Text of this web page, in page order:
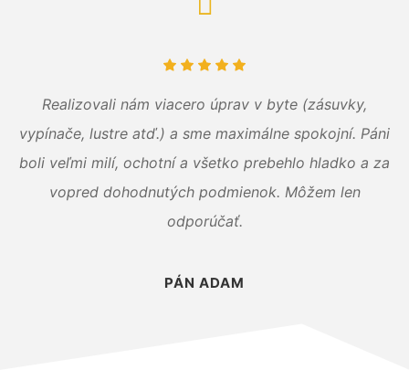
Realizovali nám viacero úprav v byte (zásuvky,
vypínače, lustre atď.) a sme maximálne spokojní. Páni
boli veľmi milí, ochotní a všetko prebehlo hladko a za
vopred dohodnutých podmienok. Môžem len
odporúčať.
PÁN ADAM